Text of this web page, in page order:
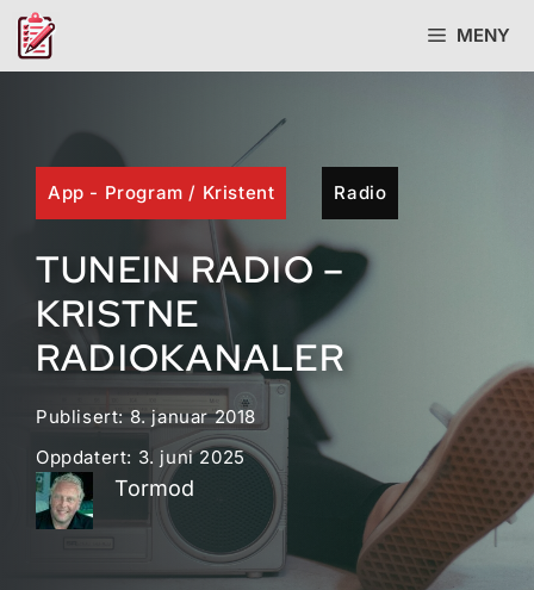
Hopp
MENY
App - Program / Kristent Radio
TUNEIN RADIO –
KRISTNE
RADIOKANALER
Publisert:8. januar 2018
Oppdatert: 3. juni 2025
Tormod